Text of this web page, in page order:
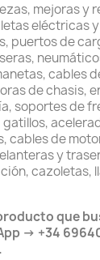
mejoras y
eléctricas
puertos de
cables
de chasis,
soportes de
gatillos,
cables de
y
cazoletas,
que
→ +34